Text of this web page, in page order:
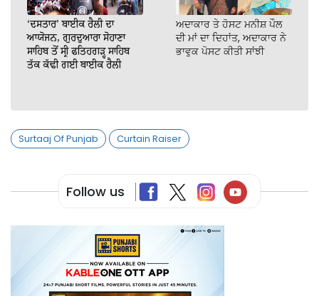
‘ਦਸਤਾਰ’ ਬਾਈਕ ਰੈਲੀ ਦਾ
ਆਯੋਜਨ, ਗੁਰਦੁਆਰਾ ਸੋਹਾਣਾ
ਸਾਹਿਬ ਤੋਂ ਸ੍ਰੀ ਫਤਿਹਗੜ੍ਹ ਸਾਹਿਬ
ਤੱਕ ਕੱਢੀ ਗਈ ਬਾਈਕ ਰੈਲੀ
ਅਦਾਕਾਰ ਤੇ ਹੋਸਟ ਮਨੀਸ਼ ਪੌਲ
ਦੀ ਮਾਂ ਦਾ ਦਿਹਾਂਤ, ਅਦਾਕਾਰ ਨੇ
ਭਾਵੁਕ ਪੋਸਟ ਕੀਤੀ ਸਾਂਝੀ
Surtaaj Of Punjab Curtain Raiser
Follow us